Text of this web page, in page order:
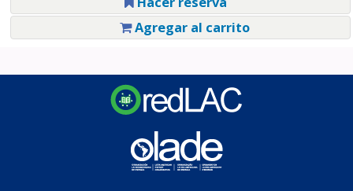
Agregar al carrito